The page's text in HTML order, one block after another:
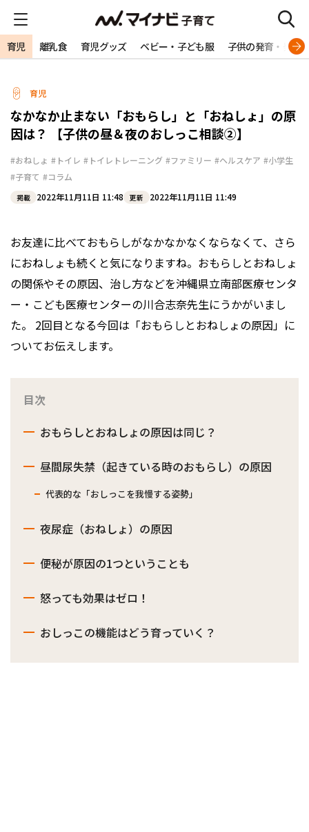
育児 離乳食 育児グッズ ベビー・子ども服 子供の発育・発達
育児
なかなか止まない「おもらし」と「おねしょ」の原
因は？ 【子供の昼＆夜のおしっこ相談②】
#おねしょ #トイレ #トイレトレーニング #ファミリー #ヘルスケア #小学生
#子育て #コラム
掲載 2022年11月11日 11:48 更新 2022年11月11日 11:49
お友達に比べておもらしがなかなかなくならなくて、さら
におねしょも続くと気になりますね。おもらしとおねしょ
の関係やその原因、治し方などを沖縄県立南部医療センタ
ー・こども医療センターの川合志奈先生にうかがいまし
た。 2回目となる今回は「おもらしとおねしょの原因」に
ついてお伝えします。
目次
おもらしとおねしょの原因は同じ？
昼間尿失禁（起きている時のおもらし）の原因
代表的な「おしっこを我慢する姿勢」
夜尿症（おねしょ）の原因
便秘が原因の1つということも
怒っても効果はゼロ！
おしっこの機能はどう育っていく？